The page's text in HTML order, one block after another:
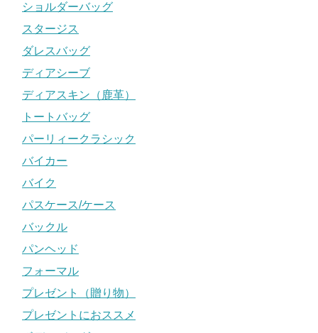
ショルダーバッグ
スタージス
ダレスバッグ
ディアシーブ
ディアスキン（鹿革）
トートバッグ
パーリィークラシック
バイカー
バイク
パスケース/ケース
バックル
パンヘッド
フォーマル
プレゼント（贈り物）
プレゼントにおススメ